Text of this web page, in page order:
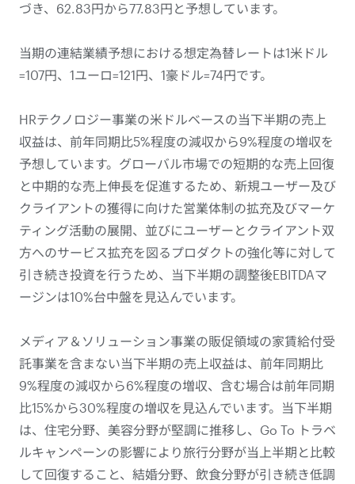
づき、62.83円から77.83円と予想しています。
当期の連結業績予想における想定為替レートは1米ドル
=107円、1ユーロ=121円、1豪ドル=74円です。
HRテクノロジー事業の米ドルベースの当下半期の売上
収益は、前年同期比5%程度の減収から9%程度の増収を
予想しています。グローバル市場での短期的な売上回復
と中期的な売上伸長を促進するため、新規ユーザー及び
クライアントの獲得に向けた営業体制の拡充及びマーケ
ティング活動の展開、並びにユーザーとクライアント双
方へのサービス拡充を図るプロダクトの強化等に対して
引き続き投資を行うため、当下半期の調整後EBITDAマ
ージンは10%台中盤を見込んでいます。
メディア＆ソリューション事業の販促領域の家賃給付受
託事業を含まない当下半期の売上収益は、前年同期比
9%程度の減収から6%程度の増収、含む場合は前年同期
比15%から30%程度の増収を見込んでいます。当下半期
は、住宅分野、美容分野が堅調に推移し、Go To トラベ
ルキャンペーンの影響により旅行分野が当上半期と比較
して回復すること、結婚分野、飲食分野が引き続き低調